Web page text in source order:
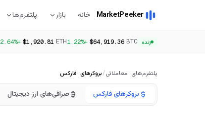
MarketPeeker خانه بازار پلتفرم‌ها
زنده BTC
$64,919.36
+1.22%
ETH
$1,920.81
+2.64%
پلتفرم‌های معاملاتی/بروکرهای فارکس
بروکرهای فارکس صرافی‌های ارز دیجیتال